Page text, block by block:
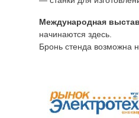
Международная
начинаются здесь.
Бронь стенда возможна